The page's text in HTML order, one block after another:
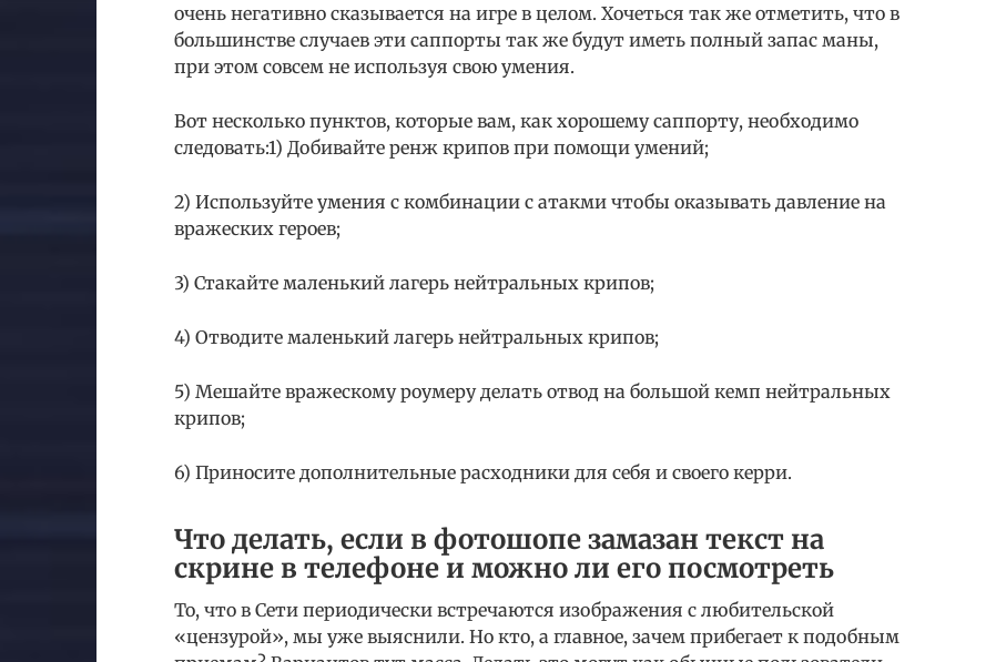
очень негативно сказывается на игре в целом. Хочеться так же отметить, что в
большинстве случаев эти саппорты так же будут иметь полный запас маны,
при этом совсем не используя свою умения.
Вот несколько пунктов, которые вам, как хорошему саппорту, необходимо
следовать:1) Добивайте ренж крипов при помощи умений;
2) Используйте умения с комбинации с атакми чтобы оказывать давление на
вражеских героев;
3) Стакайте маленький лагерь нейтральных крипов;
4) Отводите маленький лагерь нейтральных крипов;
5) Мешайте вражескому роумеру делать отвод на большой кемп нейтральных
крипов;
6) Приносите дополнительные расходники для себя и своего керри.
Что делать, если в фотошопе замазан текст на
скрине в телефоне и можно ли его посмотреть
То, что в Сети периодически встречаются изображения с любительской
«цензурой», мы уже выяснили. Но кто, а главное, зачем прибегает к подобным